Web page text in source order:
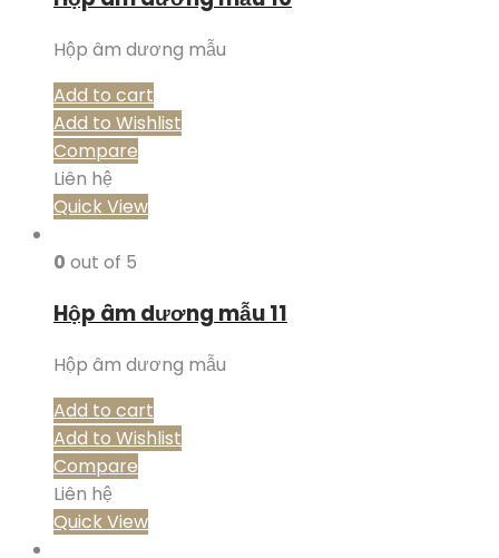
Hộp âm dương mẫu
Add to cart
Add to Wishlist
Compare
Liên hệ
Quick View
0 out of 5
Hộp âm dương mẫu 11
Hộp âm dương mẫu
Add to cart
Add to Wishlist
Compare
Liên hệ
Quick View